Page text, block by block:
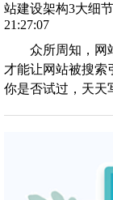
站建设架构3大细
21:27:07
众所周知，网
才能让网站被搜索
你是否试过，天